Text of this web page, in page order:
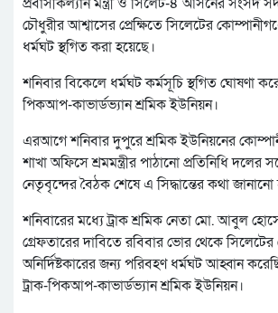
চৌধুরীর আশ্বাসের প্রেক্ষিতে সিলেটের
ধর্মঘট স্থগিত করা হয়েছে।
শনিবার বিকেলে ধর্মঘট কর্মসূচি স্থগিত ঘোষণা
পিকআপ-কাভার্ডভ্যান শ্রমিক ইউনিয়ন।
এরআগে শনিবার দুপুরে শ্রমিক ইউনিয়নের
শাখা অফিসে শ্রমমন্ত্রীর পাঠানো প্রতিনিধি দলের
নেতৃবৃন্দের বৈঠক শেষে এ সিদ্ধান্তের কথা জানানো
শনিবারের মধ্যে ট্রাক শ্রমিক নেতা মো. আবুল
গ্রেফতারের দাবিতে রবিবার ভোর থেকে সিলেটের
অনির্দিষ্টকারের জন্য পরিবহণ ধর্মঘট আহ্বান
ট্রাক-পিকআপ-কাভার্ডভ্যান শ্রমিক ইউনিয়ন।